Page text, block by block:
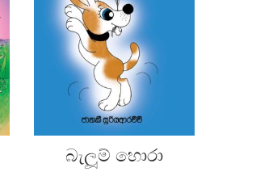
බැලූම් හොරා